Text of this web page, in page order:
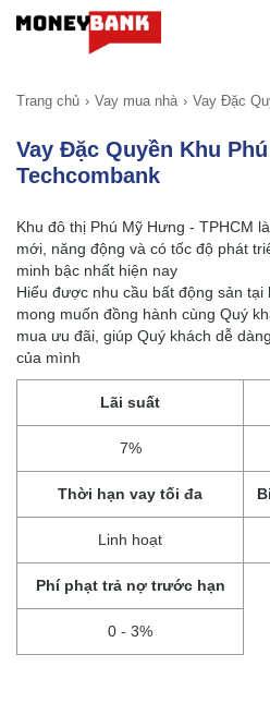
Trang chủ Vay mua nhà Vay Đặc
Vay Đặc Quyền Khu
Techcombank
Khu đô thị Phú Mỹ Hưng - TPHCM
mới, năng động và có tốc độ phát
minh bậc nhất hiện nay
Hiểu được nhu cầu bất động sản tại
mong muốn đồng hành cùng Quý
mua ưu đãi, giúp Quý khách dễ
của mình
Lãi suất
7%
Thời hạn vay tối đa
Linh hoạt
Phí phạt trả nợ trước hạn
0 - 3%